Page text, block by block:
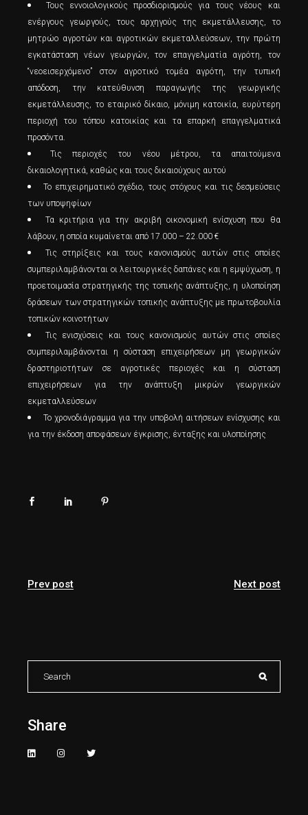
Τους εννοιολογικούς προσδιορισμούς για τους νέους και
ενέργους γεωργούς, τους αρχηγούς της εκμετάλλευσης, το
μητρώο αγροτών και αγροτικών εκμεταλλεύσεων, την πρώτη
εγκατάσταση νέων γεωργών, τον επαγγελματία αγρότη, τον
“νεοεισερχόμενο” στον αγροτικό τομέα αγρότη, την τυπική
απόδοση, την κατεύθυνση παραγωγής της γεωργικής
εκμετάλλευσης, το εταιρικό δίκαιο, μόνιμη κατοικία, ευρύτερη
περιοχή του τόπου κατοικίας και τα επαρκή επαγγελματικά
προσόντα.
Τις περιοχές του νέου μέτρου, τα απαιτούμενα
δικαιολογητικά, καθώς και τους δικαιούχους αυτού
Το επιχειρηματικό σχέδιο, τους στόχους και τις δεσμεύσεις
των υποψηφίων
Τα κριτήρια για την ακριβή οικονομική ενίσχυση που θα
λάβουν, η οποία κυμαίνεται από 17.000 – 22.000 €
Τις στηρίξεις και τους κανονισμούς αυτών στις οποίες
συμπεριλαμβάνονται οι λειτουργικές δαπάνες και η εμψύχωση, η
προετοιμασία στρατηγικής της τοπικής ανάπτυξης, η υλοποίηση
δράσεων των στρατηγικών τοπικής ανάπτυξης με πρωτοβουλία
τοπικών κοινοτήτων
Τις ενισχύσεις και τους κανονισμούς αυτών στις οποίες
συμπεριλαμβάνονται η σύσταση επιχειρήσεων μη γεωργικών
δραστηριοτήτων σε αγροτικές περιοχές και η σύσταση
επιχειρήσεων για την ανάπτυξη μικρών γεωργικών
εκμεταλλεύσεων
Το χρονοδιάγραμμα για την υποβολή αιτήσεων ενίσχυσης και
για την έκδοση αποφάσεων έγκρισης, ένταξης και υλοποίησης
Prev post Next post
Search
Share